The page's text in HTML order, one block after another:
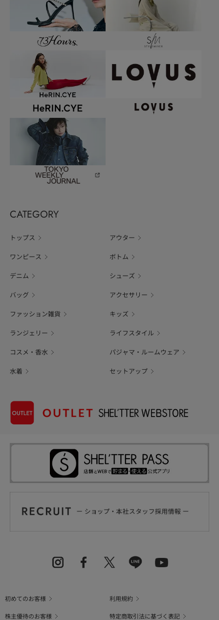
CATEGORY
トップス アウター
ワンピース ボトム
デニム シューズ
バッグ アクセサリー
ファッション雑貨 キッズ
ランジェリー ライフスタイル
コスメ・香水 パジャマ・ルームウェア
水着 セットアップ
初めてのお客様
利用規約
株主優待のお客様
特定商取引法に基づく表記